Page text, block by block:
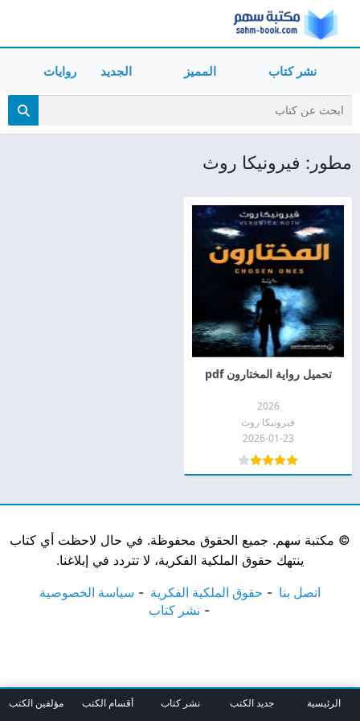
نشر كتاب المميز الجديد روايات
مطور: فيرونيكا روث
تحميل رواية المختارون pdf
2026
فيرونيكا روث
2026-01-23
© مكتبة سهم. جميع الحقوق محفوظة. في حال لاحظت أي كتاب
ينتهك حقوق الملكية الفكرية، لا تتردد في إبلاغنا.
اتصل بنا حقوق الملكية الفكرية
سياسة الخصوصية
نشر كتاب
الرئيسية جديد الكتب نشر كتاب أقسام الكتب مؤلفين الكتب